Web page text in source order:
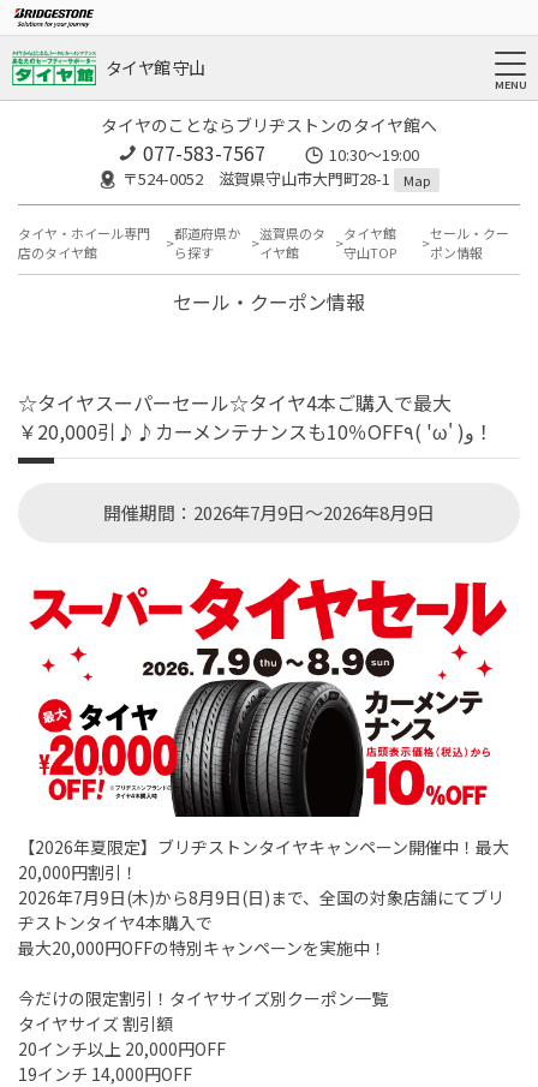
タイヤ館 守山
タイヤのことならブリヂストンのタイヤ館へ
077-583-7567
10:30～19:00
〒524-0052 滋賀県守山市大門町28-1
Map
タイヤ・ホイール専門
店のタイヤ館
都道府県か
ら探す
滋賀県のタ
イヤ館
タイヤ館
守山TOP
セール・クー
ポン情報
セール・クーポン情報
☆タイヤスーパーセール☆タイヤ4本ご購入で最大
￥20,000引♪♪カーメンテナンスも10％OFF٩( 'ω' )و！
開催期間：2026年7月9日～2026年8月9日
【2026年夏限定】ブリヂストンタイヤキャンペーン開催中！最大
20,000円割引！
2026年7月9日(木)から8月9日(日)まで、全国の対象店舗にてブリ
ヂストンタイヤ4本購入で
最大20,000円OFFの特別キャンペーンを実施中！
今だけの限定割引！タイヤサイズ別クーポン一覧
タイヤサイズ 割引額
20インチ以上 20,000円OFF
19インチ 14,000円OFF